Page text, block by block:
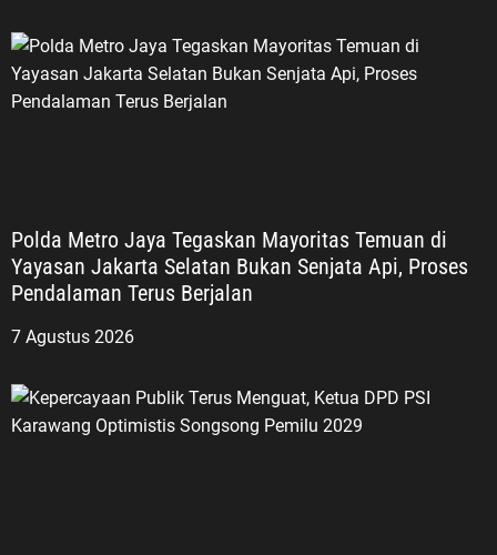
Polda Metro Jaya Tegaskan Mayoritas Temuan di
Yayasan Jakarta Selatan Bukan Senjata Api, Proses
Pendalaman Terus Berjalan
7 Agustus 2026